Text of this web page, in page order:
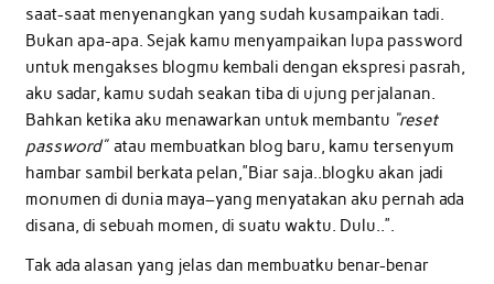
saat-saat menyenangkan yang sudah kusampaikan tadi.
Bukan apa-apa. Sejak kamu menyampaikan lupa password
untuk mengakses blogmu kembali dengan ekspresi pasrah,
aku sadar, kamu sudah seakan tiba di ujung perjalanan.
Bahkan ketika aku menawarkan untuk membantu “reset
password”atau membuatkan blog baru, kamu tersenyum
hambar sambil berkata pelan,”Biar saja..blogku akan jadi
monumen di dunia maya–yang menyatakan aku pernah ada
disana, di sebuah momen, di suatu waktu. Dulu..”.
Tak ada alasan yang jelas dan membuatku benar-benar